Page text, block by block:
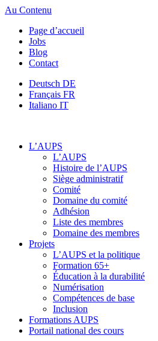
Au Contenu
Page d’accueil
Jobs
Blog
Contact
Deutsch DE
Français FR
Italiano IT
L’AUPS
L’AUPS
Histoire de l’AUPS
Siège administratif
Comité
Domaine du comité
Adhésion
Liste des membres
Domaine des membres
Projets
L’AUPS et la politique
Formation 65+
Éducation à la durabilité
Numérisation
Compétences de base
Inclusion
Formations AUPS
Portail national des cours